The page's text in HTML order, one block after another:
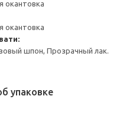
окантовка
окантовка
шпон, Прозрачный лак.
упаковке